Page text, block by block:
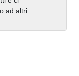
ad altri.